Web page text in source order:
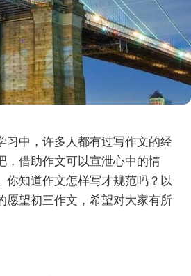
习中，许多人都有过写作文的经
，借助作文可以宣泄心中的情
你知道作文怎样写才规范吗？以
愿望初三作文，希望对大家有所